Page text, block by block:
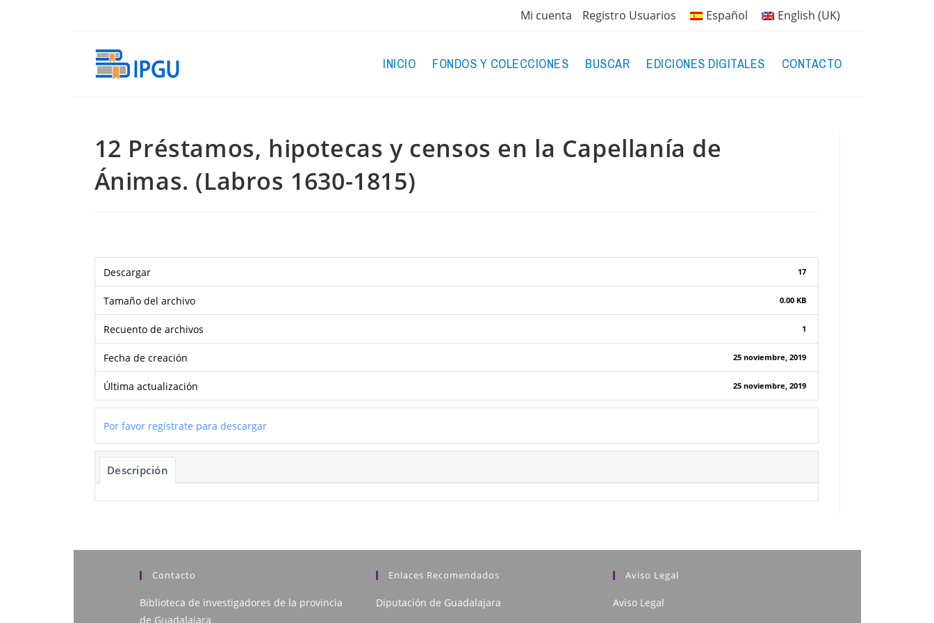
Mi cuenta Registro Usuarios Español English (UK)
INICIO FONDOS Y COLECCIONES BUSCAR EDICIONES DIGITALES CONTACTO
12 Préstamos, hipotecas y censos en la Capellanía de
Ánimas. (Labros 1630-1815)
Descargar 17
Tamaño del archivo 0.00 KB
Recuento de archivos 1
Fecha de creación 25 noviembre, 2019
Última actualización 25 noviembre, 2019
Por favor regístrate para descargar
Descripción
Contacto
Biblioteca de investigadores de la provincia
de Guadalajara
Enlaces Recomendados
Diputación de Guadalajara
Aviso Legal
Aviso Legal